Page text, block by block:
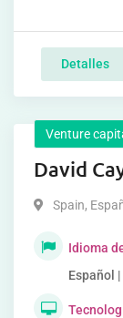
Detalles
Venture
David
Spain,
Idioma
Español